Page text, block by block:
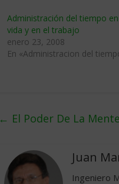
Administración del tiempo
vida y en el trabajo
enero 23, 2008
En «Administracion del
← El Poder De La
Juan
Ingeniero